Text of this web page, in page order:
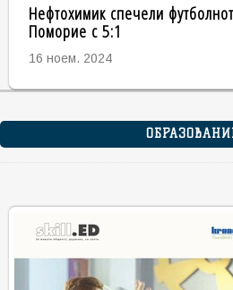
Нефтохимик спечели
Поморие с 5:1
16 ноем. 2024